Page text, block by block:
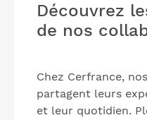
Découvrez
de nos
Chez Cerfrance,
partagent leurs
et leur quotidien.